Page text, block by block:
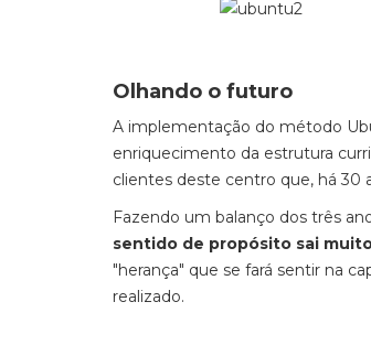
Olhando o futuro
A implementação do método
enriquecimento da estrutura
clientes deste centro que, há 30
Fazendo um balanço dos três
sentido de propósito sai
"herança" que se fará sentir na
realizado.